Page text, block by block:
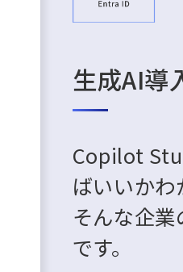
生成AI導
Copilot
ばいいかわ
そんな企
です。